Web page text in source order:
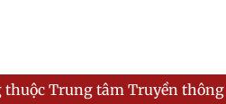
Truyền thông - Hội Sinh